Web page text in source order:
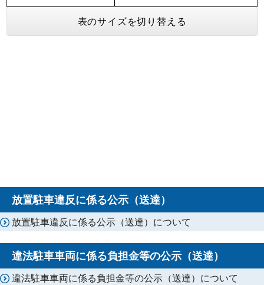
表のサイズを切り替える
放置駐車違反に係る公示（送達）
放置駐車違反に係る公示（送達）について
違法駐車車両に係る負担金等の公示（送達）
違法駐車車両に係る負担金等の公示（送達）について